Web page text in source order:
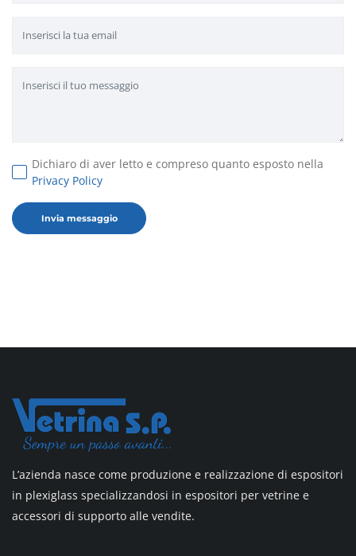
Dichiaro di aver letto e compreso quanto esposto nella
Privacy Policy
L’azienda nasce come produzione e realizzazione di espositori
in plexiglass specializzandosi in espositori per vetrine e
accessori di supporto alle vendite.